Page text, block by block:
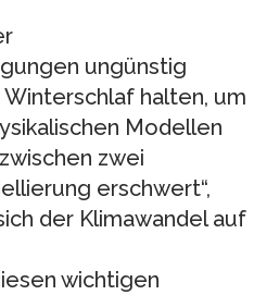
ungünstig
halten, um
Modellen
zwei
erschwert“,
der Klimawandel auf
wichtigen